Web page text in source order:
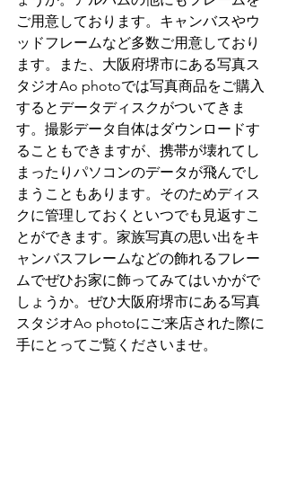
ご用意しております。キャンバスやウ
ッドフレームなど多数ご用意しており
ます。また、大阪府堺市にある写真ス
タジオAo photoでは写真商品をご購入
するとデータディスクがついてきま
す。撮影データ自体はダウンロードす
ることもできますが、携帯が壊れてし
まったりパソコンのデータが飛んでし
まうこともあります。そのためディス
クに管理しておくといつでも見返すこ
とができます。家族写真の思い出をキ
ャンバスフレームなどの飾れるフレー
ムでぜひお家に飾ってみてはいかがで
しょうか。ぜひ大阪府堺市にある写真
スタジオAo photoにご来店された際に
手にとってご覧くださいませ。